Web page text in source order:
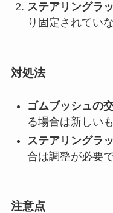
ステアリングラ
り固定されてい
対処法
ゴムブッシュの
る場合は新しい
ステアリングラ
合は調整が必要で
注意点